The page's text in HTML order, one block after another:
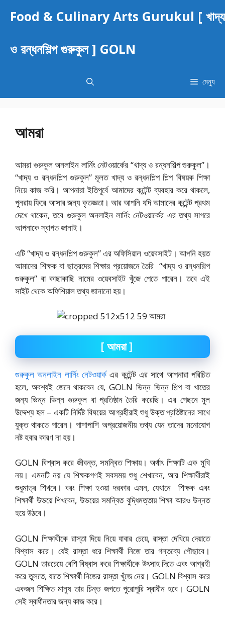
লেখায়Food & Culinary Arts Gurukul [ খাদ্য
ও রন্ধনশিল্প গুরুকুল ] GOLN
মেন্যু
আমরা
আমরা গুরুকুল অনলাইন লার্নিং নেটওয়ার্কের “খাদ্য ও রন্ধনশিল্প গুরুকুল”।
“খাদ্য ও রন্ধনশিল্প গুরুকুল” মূলত খাদ্য ও রন্ধনশিল্প শিল্প বিষয়ক শিক্ষা
নিয়ে কাজ করি। আপনারা ইতিপূর্বে আমাদের কন্টেন্ট ব্যবহার করে থাকলে,
পুনরায় ফিরে আসার জন্য কৃতজ্ঞতা। আর আপনি যদি আমাদের কন্টেন্ট প্রথম
দেখে থাকেন, তবে গুরুকুল অনলাইন লার্নিং নেটওয়ার্কের এর তথ্য সাগরে
আপনাকে স্বাগত জানাই।
এটি “খাদ্য ও রন্ধনশিল্প গুরুকুল” এর অফিসিয়াল ওয়েবসাইট। আপনি হয়ত
আমাদের শিক্ষক বা ছাত্রদের শিক্ষার প্রয়োজনে তৈরি “খাদ্য ও রন্ধনশিল্প
গুরুকুল” বা কাছাকাছি নামের ওয়েবসাইট খুঁজে পেতে পারেন। তবে এই
সাইট থেকে অফিশিয়াল তথ্য জানানো হয়।
[ আমরা]
গুরুকুল অনলাইন লার্নিং নেটওয়ার্কএর কন্টেন্ট এর সাথে আপনারা পরিচিত
হলে, অবশ্যই জেনে থাকবেন যে, GOLN ভিন্ন ভিন্ন শিল্প বা খাতের
জন্য ভিন্ন ভিন্ন গুরুকুল বা প্রতিষ্ঠান তৈরি করেছি। এর পেছনে মুল
উদ্দেশ্য হল – একটি নির্দিষ্ট বিষয়ের আগ্রহীরাই শুধু উক্ত প্রতিষ্টানের সাথে
যুক্ত থাকতে পারেন। পাশাপাশি অপ্রয়োজনীয় তথ্য যেন তাদের মনোযোগ
নষ্ট হবার কারণ না হয়।
GOLN বিশ্বাস করে জীবন্ত, সমন্বিত শিক্ষায়। অর্থাৎ শিক্ষাটি এক মুখি
নয়। এমনটি নয় যে শিক্ষকগণই সবসময় শুধু শেখাবেন, আর শিক্ষার্থীরাই
শুধুমাত্র শিখবে। বরং শিক্ষা হওয়া দরকার এমন, যেখানে শিক্ষক এবং
শিক্ষার্থী উভয়ে শিখবেন, উভয়ের সমন্বিত বুদ্ধিমত্তায় শিক্ষা আরও উন্নত
হয়ে উঠবে।
GOLN শিক্ষার্থীকে রাস্তা দিয়ে নিয়ে যাবার চেয়ে, রাস্তা দেখিয়ে দেয়াতে
বিশ্বাস করে। যেই রাস্তা ধরে শিক্ষার্থী নিজে তার গন্তব্যে পৌছাবে।
GOLN তারচেয়ে বেশি বিষ্বাস করে শিক্ষার্থীকে উৎসাহ দিতে এবং আগ্রহী
করে তুলতে, যাতে শিক্ষার্থী নিজের রাস্তা খুঁজে নেয়। GOLN বিশ্বাস করে
একজন শিক্ষিত মানুষ তার চিন্ত জগতে পুরোপুরি স্বাধীন হবে। GOLN
সেই স্বাধীনতার জন্য কাজ করে।